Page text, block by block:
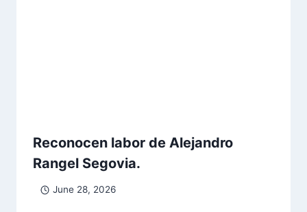
Reconocen labor de Alejandro
Rangel Segovia.
June 28, 2026